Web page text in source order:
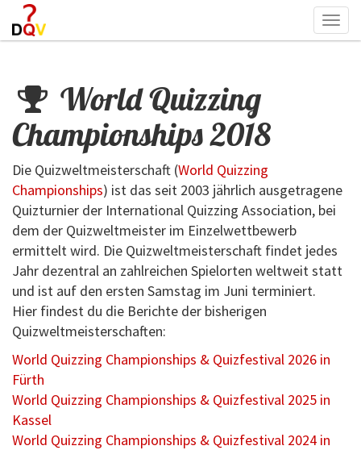
World Quizzing
Championships 2018
Die Quizweltmeisterschaft (World Quizzing
Championships) ist das seit 2003 jährlich ausgetragene
Quizturnier der International Quizzing Association, bei
dem der Quizweltmeister im Einzelwettbewerb
ermittelt wird. Die Quizweltmeisterschaft findet jedes
Jahr dezentral an zahlreichen Spielorten weltweit statt
und ist auf den ersten Samstag im Juni terminiert.
Hier findest du die Berichte der bisherigen
Quizweltmeisterschaften:
World Quizzing Championships & Quizfestival 2026 in
Fürth
World Quizzing Championships & Quizfestival 2025 in
Kassel
World Quizzing Championships & Quizfestival 2024 in